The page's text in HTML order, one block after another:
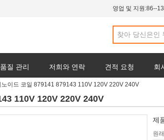
영업 및 지원:86--
품질 관리 저희와 연락 견적 요청 회
노이드 코일 879141 879143 110V 120V 220V 240V
110V 120V 220V 240V
제
원